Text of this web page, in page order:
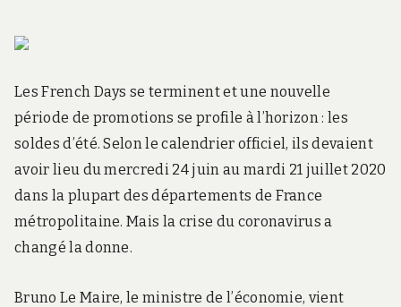
Les French Days se terminent et une nouvelle
période de promotions se profile à l’horizon : les
soldes d’été. Selon le calendrier officiel, ils devaient
avoir lieu du mercredi 24 juin au mardi 21 juillet 2020
dans la plupart des départements de France
métropolitaine. Mais la crise du coronavirus a
changé la donne.
Bruno Le Maire, le ministre de l’économie, vient